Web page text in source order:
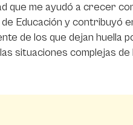
que me ayudó a crecer
Educación y contribuyó
de los que dejan huella
situaciones complejas